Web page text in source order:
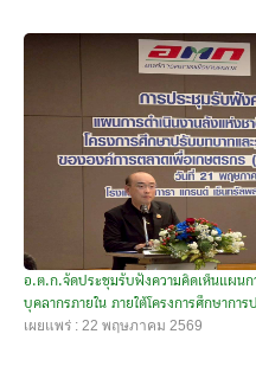
อ.ต.ก.จัดประชุมรับฟังความคิดเห็นแผนก
บุคลากรภายใน ภายใต้โครงการศึกษากา
เผยแพร่ : 22 พฤษภาคม 2569